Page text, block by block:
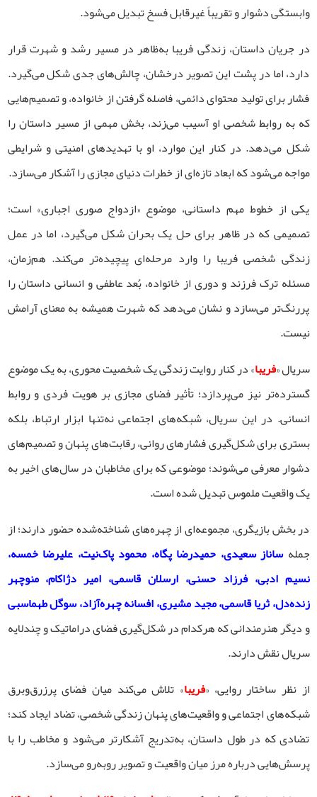
وابستگی دشوار و تقریباً غیرقابل فسخ تبدیل می‌شود.
در جریان داستان، زندگی فریبا به‌ظاهر در مسیر رشد و شهرت قرار
دارد، اما در پشت این تصویر درخشان، چالش‌های جدی شکل می‌گیرد.
فشار برای تولید محتوای دائمی، فاصله گرفتن از خانواده، و تصمیم‌هایی
که به روابط شخصی او آسیب می‌زند، بخش مهمی از مسیر داستان را
شکل می‌دهد. در کنار این موارد، او با تهدیدهای امنیتی و شرایطی
مواجه می‌شود که ابعاد تازه‌ای از خطرات دنیای مجازی را آشکار می‌سازد.
یکی از خطوط مهم داستانی، موضوع «ازدواج صوری اجباری» است؛
تصمیمی که در ظاهر برای حل یک بحران شکل می‌گیرد، اما در عمل
زندگی شخصی فریبا را وارد مرحله‌ای پیچیده‌تر می‌کند. هم‌زمان،
مسئله ترک فرزند و دوری از خانواده، بُعد عاطفی و انسانی داستان را
پررنگ‌تر می‌سازد و نشان می‌دهد که شهرت همیشه به معنای آرامش
نیست.
سریال «فریبا» در کنار روایت زندگی یک شخصیت محوری، به یک موضوع
گسترده‌تر نیز می‌پردازد؛ تأثیر فضای مجازی بر هویت فردی و روابط
انسانی. در این سریال، شبکه‌های اجتماعی نه‌تنها ابزار ارتباط، بلکه
بستری برای شکل‌گیری فشارهای روانی، رقابت‌های پنهان و تصمیم‌های
دشوار معرفی می‌شوند؛ موضوعی که برای مخاطبان در سال‌های اخیر به
یک واقعیت ملموس تبدیل شده است.
در بخش بازیگری، مجموعه‌ای از چهره‌های شناخته‌شده حضور دارند؛ از
جملهساناز سعیدی، حمیدرضا پگاه، محمود پاک‌نیت، علیرضا خمسه،
نسیم ادبی، فرزاد حسنی، ارسلان قاسمی، امیر دژاکام، منوچهر
زنده‌دل، ثریا قاسمی، مجید مشیری، افسانه چهره‌آزاد، سوگل طهماسبی
و دیگر هنرمندانی که هرکدام در شکل‌گیری فضای دراماتیک و چندلایه
سریال نقش دارند.
از نظر ساختار روایی، «فریبا» تلاش می‌کند میان فضای پرزرق‌وبرق
شبکه‌های اجتماعی و واقعیت‌های پنهان زندگی شخصی، تضاد ایجاد کند؛
تضادی که در طول داستان، به‌تدریج آشکارتر می‌شود و مخاطب را با
پرسش‌هایی درباره مرز میان واقعیت و تصویر روبه‌رو می‌سازد.